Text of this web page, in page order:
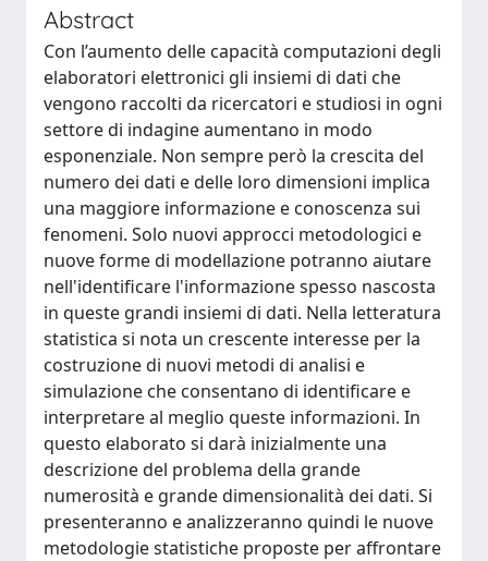
Abstract
Con l’aumento delle capacità computazioni degli
elaboratori elettronici gli insiemi di dati che
vengono raccolti da ricercatori e studiosi in ogni
settore di indagine aumentano in modo
esponenziale. Non sempre però la crescita del
numero dei dati e delle loro dimensioni implica
una maggiore informazione e conoscenza sui
fenomeni. Solo nuovi approcci metodologici e
nuove forme di modellazione potranno aiutare
nell'identificare l'informazione spesso nascosta
in queste grandi insiemi di dati. Nella letteratura
statistica si nota un crescente interesse per la
costruzione di nuovi metodi di analisi e
simulazione che consentano di identificare e
interpretare al meglio queste informazioni. In
questo elaborato si darà inizialmente una
descrizione del problema della grande
numerosità e grande dimensionalità dei dati. Si
presenteranno e analizzeranno quindi le nuove
metodologie statistiche proposte per affrontare